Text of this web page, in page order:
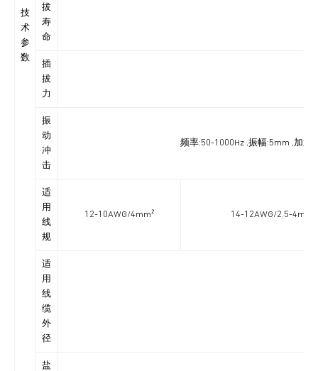
技
术
参
数
拔
寿
命
插
拔
力
振
动
冲
击
频率:50-1000Hz ,振幅:5mm ,加
适
用
线
规
12-10AWG/4mm² 14-12AWG/2.5-4mm²
适
用
线
缆
外
径
盐